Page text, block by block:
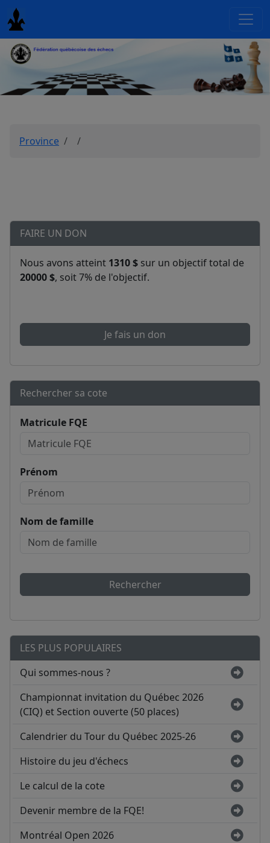
Province
FAIRE UN DON
Nous avons atteint 1310 $ sur un objectif total de
20000 $, soit 7% de l'objectif.
Je fais un don
Rechercher sa cote
Matricule FQE
Prénom
Nom de famille
Rechercher
LES PLUS POPULAIRES
Qui sommes-nous ?
Championnat invitation du Québec 2026
(CIQ) et Section ouverte (50 places)
Calendrier du Tour du Québec 2025-26
Histoire du jeu d'échecs
Le calcul de la cote
Devenir membre de la FQE!
Montréal Open 2026